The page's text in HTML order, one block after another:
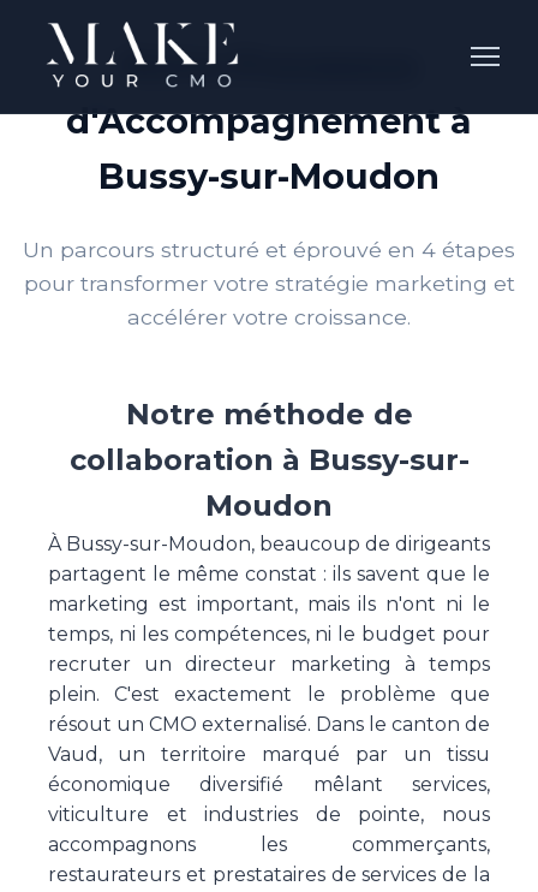
Notre Processus
d'Accompagnement à
Bussy-sur-Moudon
Un parcours structuré et éprouvé en 4 étapes
pour transformer votre stratégie marketing et
accélérer votre croissance.
Notre méthode de
collaboration à Bussy-sur-
Moudon
À Bussy-sur-Moudon, beaucoup de dirigeants
partagent le même constat : ils savent que le
marketing est important, mais ils n'ont ni le
temps, ni les compétences, ni le budget pour
recruter un directeur marketing à temps
plein. C'est exactement le problème que
résout un CMO externalisé. Dans le canton de
Vaud, un territoire marqué par un tissu
économique diversifié mêlant services,
viticulture et industries de pointe, nous
accompagnons les commerçants,
restaurateurs et prestataires de services de la